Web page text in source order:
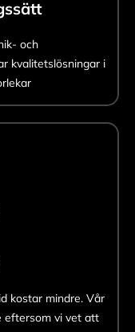
och
kvalitetslösningar i
kostar mindre. Vår
eftersom vi vet att